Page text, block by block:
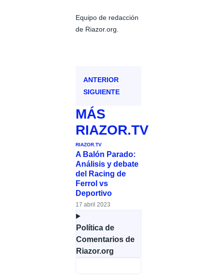
Equipo de redacción
de Riazor.org.
ANTERIOR
SIGUIENTE
MÁS
RIAZOR.TV
RIAZOR.TV
A Balón Parado:
Análisis y debate
del Racing de
Ferrol vs
Deportivo
17 abril 2023
Política de
Comentarios de
Riazor.org